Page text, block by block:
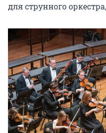
для струнного